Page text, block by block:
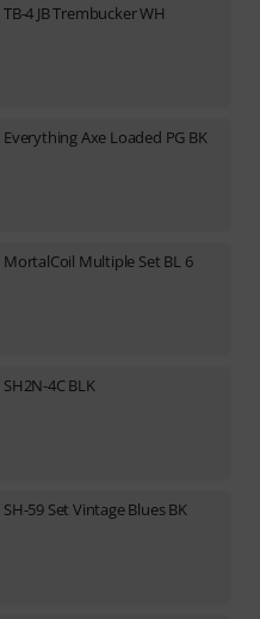
TB-4 JB Trembucker WH
Everything Axe Loaded PG BK
MortalCoil Multiple Set BL 6
SH2N-4C BLK
SH-59 Set Vintage Blues BK